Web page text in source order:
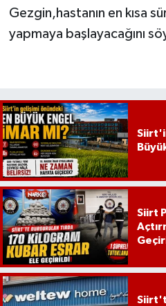
Gezgin,hastanın en kısa
yapmaya başlayacağını
Siirt